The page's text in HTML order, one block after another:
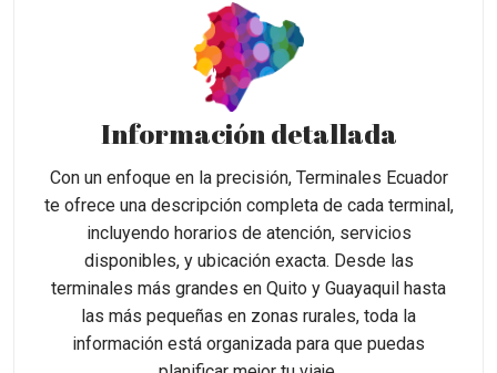
Información detallada
Con un enfoque en la precisión, Terminales Ecuador
te ofrece una descripción completa de cada terminal,
incluyendo horarios de atención, servicios
disponibles, y ubicación exacta. Desde las
terminales más grandes en Quito y Guayaquil hasta
las más pequeñas en zonas rurales, toda la
información está organizada para que puedas